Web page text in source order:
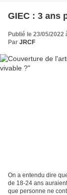
GIEC : 3 ans
Publié le 23/05/2022
Par JRCF
On a entendu dire
de 18-24 ans
que personne ne